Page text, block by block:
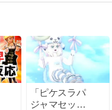
「ピケスラパ
ジャマセッ